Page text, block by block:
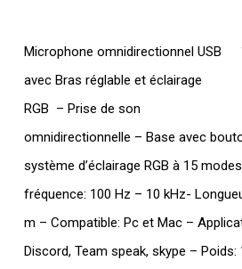
était :
DT
TTC 90,000.
est
DT
Microphone omnidirectionnel USB
avec Bras réglable et éclairage
RGB – Prise de son
omnidirectionnelle – Base avec
système d’éclairage RGB à 15
fréquence: 100 Hz – 10 kHz-
m – Compatible: Pc et Mac –
Discord, Team speak, skype – Poids: